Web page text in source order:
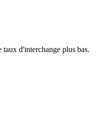
taux d'interchange plus bas.